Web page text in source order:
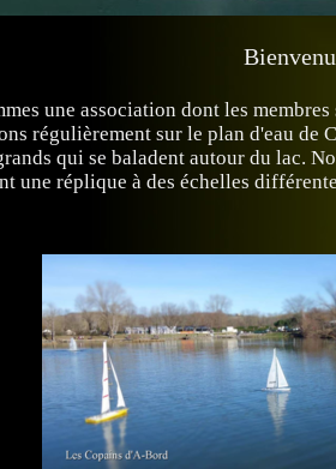
une association dont les
régulièrement sur le plan d'eau de
qui se baladent autour du lac.
une réplique à des échelles